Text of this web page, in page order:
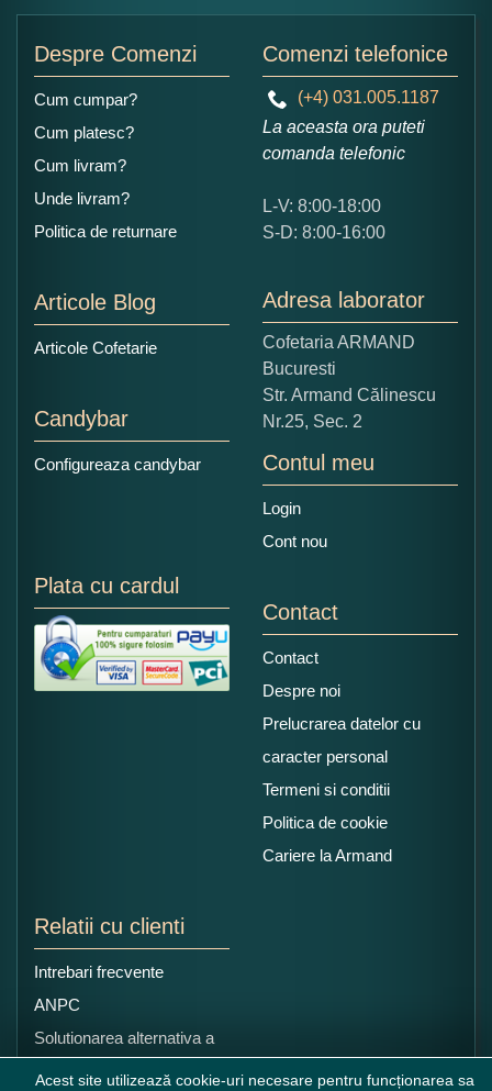
Ce nota acordati acestui produs?
5
Copiati alaturi numarul din imagine:
Despre Comenzi
Cum cumpar?
Cum platesc?
Cum livram?
Unde livram?
Politica de returnare
Articole Blog
Articole Cofetarie
Candybar
Configureaza candybar
Comenzi telefonice
(+4) 031.005.1187
La aceasta ora puteti
comanda telefonic
L-V: 8:00-18:00
S-D: 8:00-16:00
Adresa laborator
Cofetaria ARMAND
Bucuresti
Str. Armand Călinescu
Nr.25, Sec. 2
Contul meu
Login
Cont nou
Plata cu cardul
Contact
Contact
Despre noi
Prelucrarea datelor cu
caracter personal
Termeni si conditii
Politica de cookie
Cariere la Armand
Relatii cu clienti
Intrebari frecvente
ANPC
Solutionarea alternativa a
litigiilor
Acest site utilizează cookie-uri necesare pentru funcționarea sa